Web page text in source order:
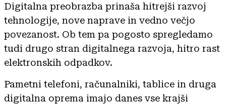
Digitalna preobrazba prinaša hitrejši razvoj
tehnologije, nove naprave in vedno večjo
povezanost. Ob tem pa pogosto spregledamo
tudi drugo stran digitalnega razvoja, hitro rast
elektronskih odpadkov.
Pametni telefoni, računalniki, tablice in druga
digitalna oprema imajo danes vse krajši